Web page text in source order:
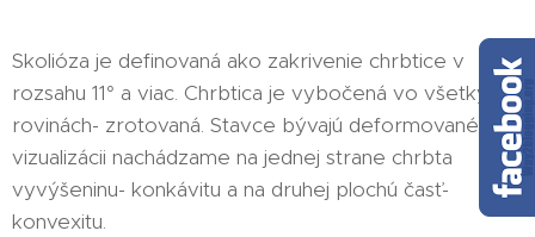
Skolióza je definovaná ako zakrivenie chrbtice v
rozsahu 11° a viac. Chrbtica je vybočená vo všetkých
rovinách- zrotovaná. Stavce bývajú deformované. Pri
vizualizácii nachádzame na jednej strane chrbta
vyvýšeninu- konkávitu a na druhej plochú časť-
konvexitu.